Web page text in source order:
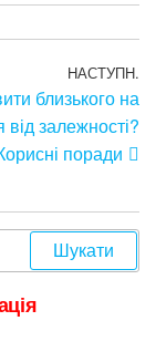
НАСТУПН.
близького на
від залежності?
поради